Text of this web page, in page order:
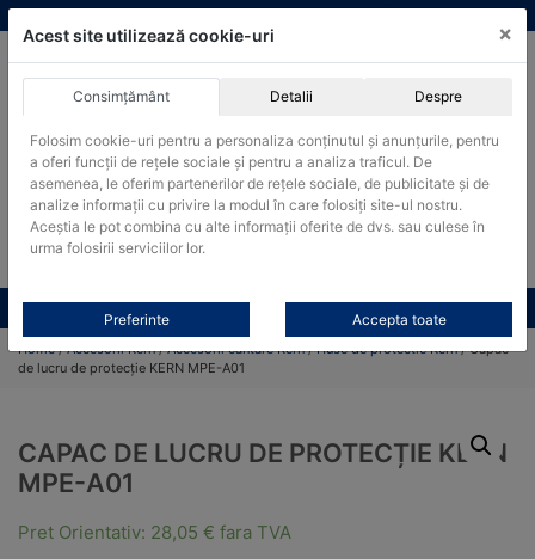
Skip
to
Produsele pot fi achizitionate si in sistemul SEAP / SICAP
Products
search
CAUTARE
Toate produsele CONTACT
Home/Accesorii Kern/Accesorii cantare Kern/Huse de protectie Kern/ Capac
de lucru de protecție KERN MPE-A01
CAPAC DE LUCRU DE PROTECȚIE KERN
MPE-A01
Pret Orientativ: 28,05 € fara TVA
Acest site utilizează cookie-uri ×
Consimțământ Detalii Despre
Folosim cookie-uri pentru a personaliza conținutul și anunțurile, pentru
a oferi funcții de rețele sociale și pentru a analiza traficul. De
asemenea, le oferim partenerilor de rețele sociale, de publicitate și de
analize informații cu privire la modul în care folosiți site-ul nostru.
Aceștia le pot combina cu alte informații oferite de dvs. sau culese în
urma folosirii serviciilor lor.
Preferinte Accepta toate